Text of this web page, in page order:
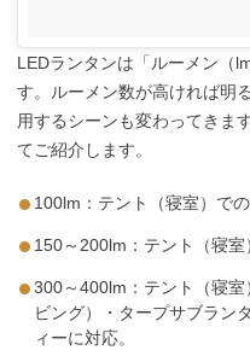
LEDランタンは「ルーメン（
す。ルーメン数が高ければ明
用するシーンも変わってきま
てご紹介します。
100lm：テント（寝室）での
150～200lm：テント（寝室
300～400lm：テント（寝
ビング）・タープサブラン
ィーに対応。